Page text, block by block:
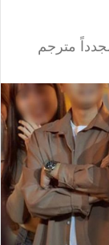
مترجم